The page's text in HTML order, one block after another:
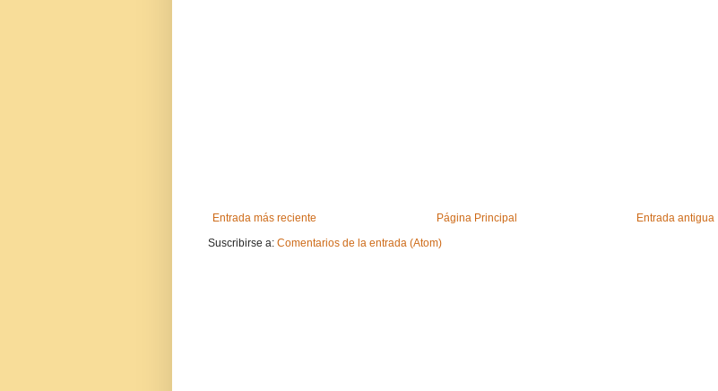
Entrada más reciente Entrada antigua
Página Principal
Suscribirse a: Comentarios de la entrada (Atom)